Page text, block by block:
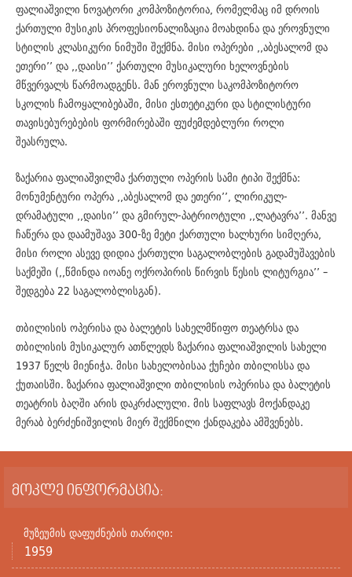
ფალიაშვილი ნოვატორი კომპოზიტორია, რომელმაც იმ დროის
ქართული მუსიკის პროფესიონალიზაცია მოახდინა და ეროვნული
სტილის კლასიკური ნიმუში შექმნა. მისი ოპერები ,,აბესალომ და
ეთერი’’ და ,,დაისი’’ ქართული მუსიკალური ხელოვნების
მწვერვალს წარმოადგენს. მან ეროვნული საკომპოზიტორო
სკოლის ჩამოყალიბებაში, მისი ესთეტიკური და სტილისტური
თავისებურებების ფორმირებაში ფუძემდებლური როლი
შეასრულა.
ზაქარია ფალიაშვილმა ქართული ოპერის სამი ტიპი შექმნა:
მონუმენტური ოპერა ,,აბესალომ და ეთერი’’, ლირიკულ-
დრამატული ,,დაისი’’ და გმირულ-პატრიოტული ,,ლატავრა’’. მანვე
ჩაწერა და დაამუშავა 300-ზე მეტი ქართული ხალხური სიმღერა,
მისი როლი ასევე დიდია ქართული საგალობლების გადამუშავების
საქმეში (,,წმინდა იოანე ოქროპირის წირვის წესის ლიტურგია’’ –
შედგება 22 საგალობლისგან).
თბილისის ოპერისა და ბალეტის სახელმწიფო თეატრსა და
თბილისის მუსიკალურ ათწლედს ზაქარია ფალიაშვილის სახელი
1937 წელს მიენიჭა. მისი სახელობისაა ქუჩები თბილისსა და
ქუთაისში. ზაქარია ფალიაშვილი თბილისის ოპერისა და ბალეტის
თეატრის ბაღში არის დაკრძალული. მის საფლავს მოქანდაკე
მერაბ ბერძენიშვილის მიერ შექმნილი ქანდაკება ამშვენებს.
მოკლე ინფორმაცია:
მუზეუმის დაფუძნების თარიღი:
1959